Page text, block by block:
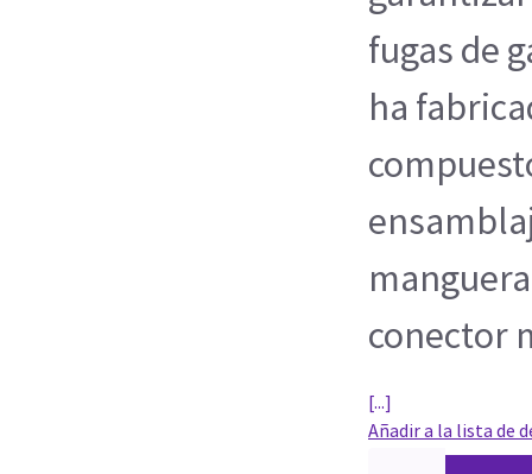
fugas de
ha
conector
[...]
Añadir a la lista de